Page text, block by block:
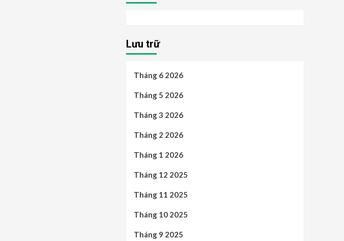
Lưu trữ
Tháng 6 2026
Tháng 5 2026
Tháng 3 2026
Tháng 2 2026
Tháng 1 2026
Tháng 12 2025
Tháng 11 2025
Tháng 10 2025
Tháng 9 2025